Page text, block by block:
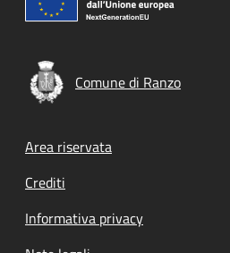
Comune di Ranzo
Footer menu
Area riservata
Crediti
Informativa privacy